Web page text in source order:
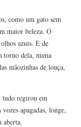
como um gato sem
maior beleza. O
azuis. E de
torno dela, numa
mãozinhas de louça,
tudo regirou em
apagadas, longe,
aberta.